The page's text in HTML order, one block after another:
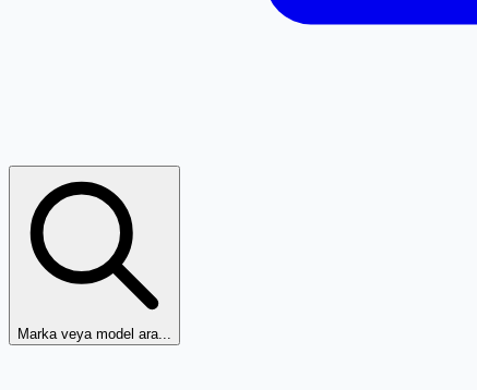
Marka veya model ara...